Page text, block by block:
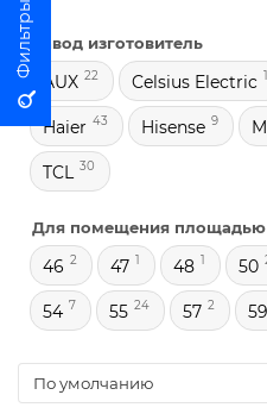
Завод изготовитель
AUX 22 Celsius Electric 1
Haier 43 Hisense 9
TCL 30
Для помещения площадью
46 2 47 1 48 1 50
54 7 55 24 57 2 59